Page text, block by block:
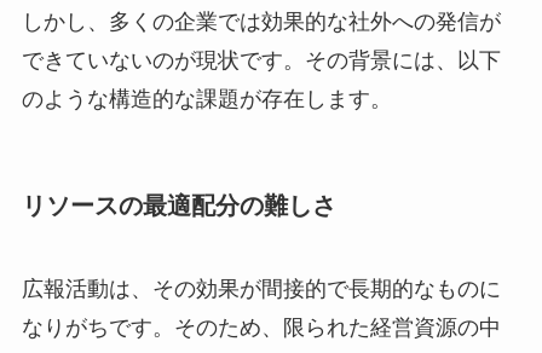
しかし、多くの企業では効果的な社外への発信が
できていないのが現状です。その背景には、以下
のような構造的な課題が存在します。
リソースの最適配分の難しさ
広報活動は、その効果が間接的で長期的なものに
なりがちです。そのため、限られた経営資源の中